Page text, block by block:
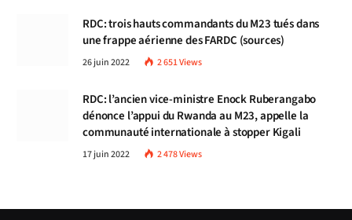
RDC: trois hauts commandants du M23 tués dans
une frappe aérienne des FARDC (sources)
26 juin 2022 2 651Views
RDC: l’ancien vice-ministre Enock Ruberangabo
dénonce l’appui du Rwanda au M23, appelle la
communauté internationale à stopper Kigali
17 juin 2022 2 478Views